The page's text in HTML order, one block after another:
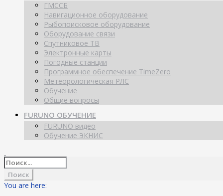
ГМССБ
Навигационное оборудование
Рыбопоисковое оборудование
Оборудование связи
Спутниковое ТВ
Электронные карты
Погодные станции
Программное обеспечение TimeZero
Метеорологическая РЛС
Обучение
Общие вопросы
FURUNO ОБУЧЕНИЕ
FURUNO видео
Обучение ЭКНИС
You are here: